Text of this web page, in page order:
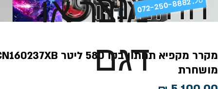
מוצר או
דגם
מושחרת
072-250-8882 .